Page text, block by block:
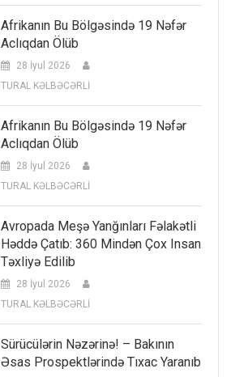
Afrikanın Bu Bölgəsində 19 Nəfər
Aclıqdan Ölüb
28 İyul 2026
TURAL KƏLBƏCƏRLİ
Afrikanın Bu Bölgəsində 19 Nəfər
Aclıqdan Ölüb
28 İyul 2026
TURAL KƏLBƏCƏRLİ
Avropada Meşə Yanğınları Fəlakətli
Həddə Çatıb: 360 Mindən Çox Insan
Təxliyə Edilib
28 İyul 2026
TURAL KƏLBƏCƏRLİ
Sürücülərin Nəzərinə! – Bakının
Əsas Prospektlərində Tıxac Yaranıb